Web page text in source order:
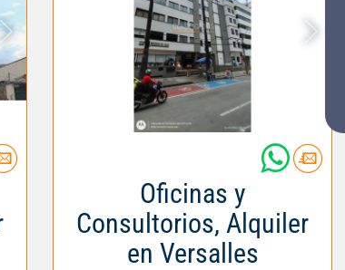
Oficinas y
Consultorios, Alquiler
en Versalles